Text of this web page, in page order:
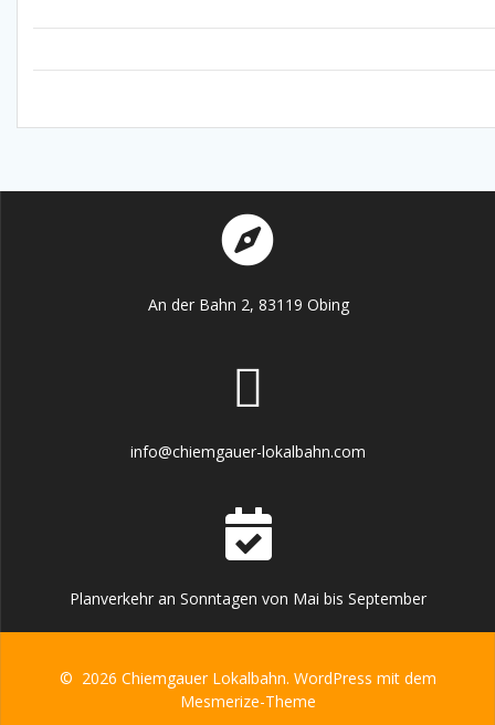
An der Bahn 2, 83119 Obing
info@chiemgauer-lokalbahn.com
Planverkehr an Sonntagen von Mai bis September
© 2026 Chiemgauer Lokalbahn. WordPress mit dem
Mesmerize-Theme